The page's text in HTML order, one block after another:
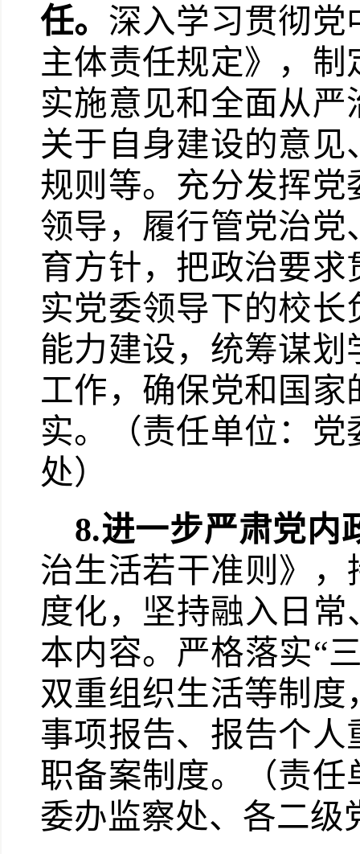
任。 深入学习贯彻党
主体责任规定》，
实施意见和全面从
关于自身建设的意
规则等。充分发挥
领导，履行管党治
育方针，把政治要
实党委领导下的校
能力建设，统筹谋
工作，确保党和国
实。（责任单位：
处）
8.进一步严肃党内
治生活若干准则》
度化，坚持融入日
本内容。严格落实“
双重组织生活等制
事项报告、报告个
职备案制度。（责
委办监察处、各二级